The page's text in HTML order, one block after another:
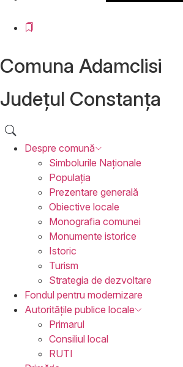
Comuna Adamclisi
Județul Constanța
Despre comună
Simbolurile Naționale
Populația
Prezentare generală
Obiective locale
Monografia comunei
Monumente istorice
Istoric
Turism
Strategia de dezvoltare
Fondul pentru modernizare
Autoritățile publice locale
Primarul
Consiliul local
RUTI